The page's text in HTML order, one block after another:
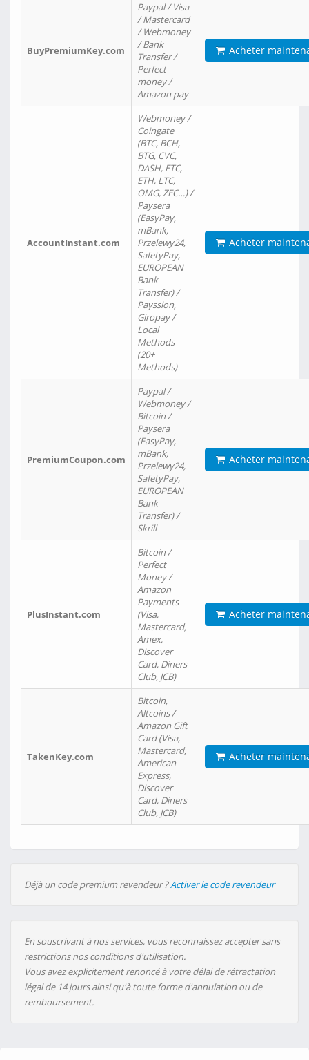
BuyPremiumKey.com
Paypal / Visa
/ Mastercard
/ Webmoney
/ Bank
Transfer /
Perfect
money /
Amazon pay
Acheter
AccountInstant.com
Webmoney /
Coingate
(BTC, BCH,
BTG, CVC,
DASH, ETC,
ETH, LTC,
OMG, ZEC…) /
Paysera
(EasyPay,
mBank,
Przelewy24,
SafetyPay,
EUROPEAN
Bank
Transfer) /
Payssion,
Giropay /
Local
Methods
(20+
Methods)
Acheter
PremiumCoupon.com
Paypal /
Webmoney /
Bitcoin /
Paysera
(EasyPay,
mBank,
Przelewy24,
SafetyPay,
EUROPEAN
Bank
Transfer) /
Skrill
Acheter
PlusInstant.com
Bitcoin /
Perfect
Money /
Amazon
Payments
(Visa,
Mastercard,
Amex,
Discover
Card, Diners
Club, JCB)
Acheter
TakenKey.com
Bitcoin,
Altcoins /
Amazon Gift
Card (Visa,
Mastercard,
American
Express,
Discover
Card, Diners
Club, JCB)
Acheter
Déjà un code premium revendeur ?Activer le code revendeur
En souscrivant à nos services, vous reconnaissez accepter sans
restrictions nos conditions d'utilisation.
Vous avez explicitement renoncé à votre délai de rétractation
légal de 14 jours ainsi qu'à toute forme d'annulation ou de
remboursement.